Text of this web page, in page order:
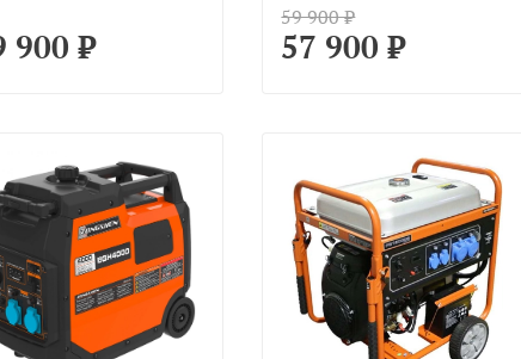
900 ₽
59 900 ₽
57 900 ₽